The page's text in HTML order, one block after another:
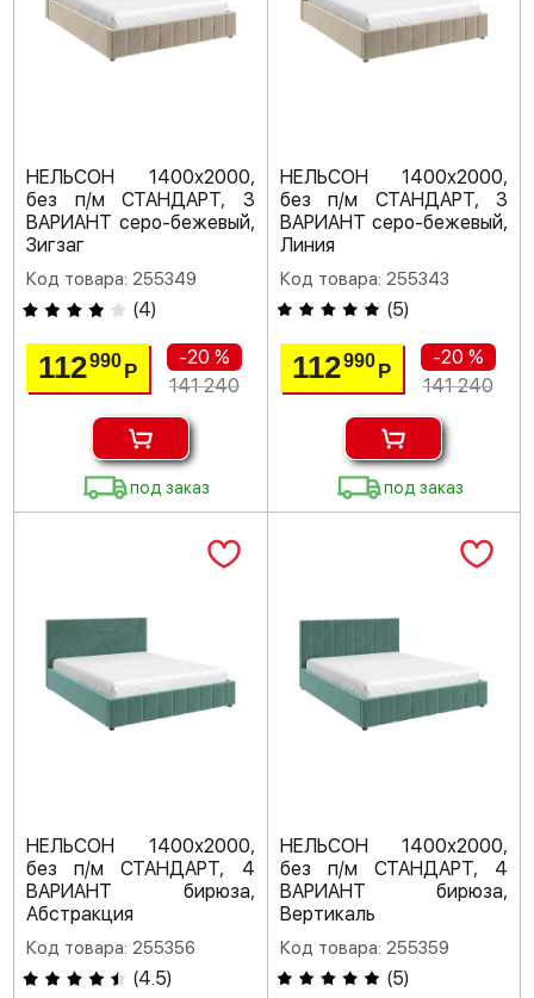
НЕЛЬСОН 1400х2000,
без п/м СТАНДАРТ, 3
ВАРИАНТ серо-бежевый,
Зигзаг
Код товара: 255349
(4)
112990Р
-20 %
141 240
под заказ
НЕЛЬСОН 1400х2000,
без п/м СТАНДАРТ, 3
ВАРИАНТ серо-бежевый,
Линия
Код товара: 255343
(5)
112990 Р
-20 %
141 240
под заказ
НЕЛЬСОН 1400х2000,
без п/м СТАНДАРТ, 4
ВАРИАНТ бирюза,
Абстракция
Код товара: 255356
(4.5)
НЕЛЬСОН 1400х2000,
без п/м СТАНДАРТ, 4
ВАРИАНТ бирюза,
Вертикаль
Код товара: 255359
(5)